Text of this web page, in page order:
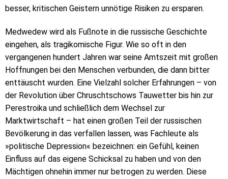
besser, kritischen Geistern unnötige Risiken zu ersparen.
Medwedew wird als Fußnote in die russische Geschichte
eingehen, als tragikomische Figur. Wie so oft in den
vergangenen hundert Jahren war seine Amtszeit mit großen
Hoffnungen bei den Menschen verbunden, die dann bitter
enttäuscht wurden. Eine Vielzahl solcher Erfahrungen – von
der Revolution über Chruschtschows Tauwetter bis hin zur
Perestroika und schließlich dem Wechsel zur
Marktwirtschaft – hat einen großen Teil der russischen
Bevölkerung in das verfallen lassen, was Fachleute als
»politische Depression« bezeichnen: ein Gefühl, keinen
Einfluss auf das eigene Schicksal zu haben und von den
Mächtigen ohnehin immer nur betrogen zu werden. Diese